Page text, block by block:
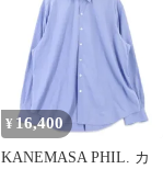
¥ 16,400
KANEMASA PHIL. カ